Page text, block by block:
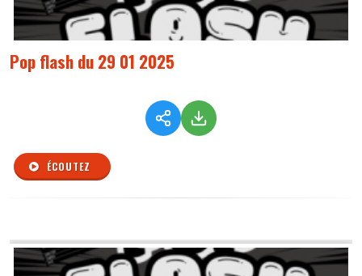
Pop flash du 29 01 2025
ÉCOUTEZ